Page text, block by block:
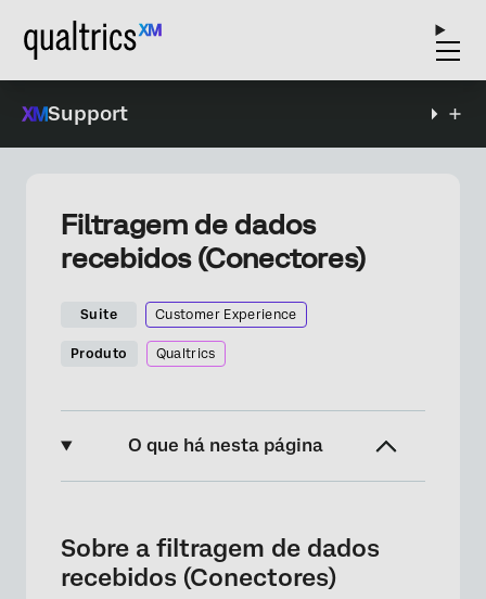
Support
Filtragem de dados
recebidos (Conectores)
Suite Customer Experience
Produto Qualtrics
O que há nesta página
Filtros de conectores
Sobre a filtragem de dados
recebidos (Conectores)